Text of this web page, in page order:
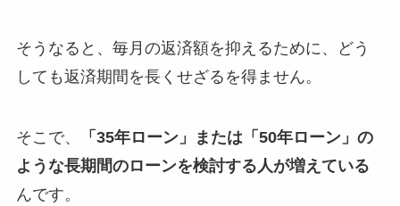
そうなると、毎月の返済額を抑えるために、どう
しても返済期間を長くせざるを得ません。
そこで、
「35年ローン」または「50年ローン」の
ような長期間のローンを検討する人が増えている
んです。